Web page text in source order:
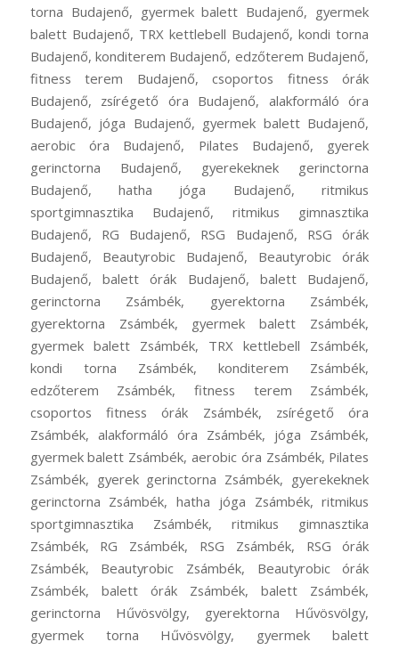
torna Budajenő, gyermek balett Budajenő, gyermek
balett Budajenő, TRX kettlebell Budajenő, kondi torna
Budajenő, konditerem Budajenő, edzőterem Budajenő,
fitness terem Budajenő, csoportos fitness órák
Budajenő, zsírégető óra Budajenő, alakformáló óra
Budajenő, jóga Budajenő, gyermek balett Budajenő,
aerobic óra Budajenő, Pilates Budajenő, gyerek
gerinctorna Budajenő, gyerekeknek gerinctorna
Budajenő, hatha jóga Budajenő, ritmikus
sportgimnasztika Budajenő, ritmikus gimnasztika
Budajenő, RG Budajenő, RSG Budajenő, RSG órák
Budajenő, Beautyrobic Budajenő, Beautyrobic órák
Budajenő, balett órák Budajenő, balett Budajenő,
gerinctorna Zsámbék, gyerektorna Zsámbék,
gyerektorna Zsámbék, gyermek balett Zsámbék,
gyermek balett Zsámbék, TRX kettlebell Zsámbék,
kondi torna Zsámbék, konditerem Zsámbék,
edzőterem Zsámbék, fitness terem Zsámbék,
csoportos fitness órák Zsámbék, zsírégető óra
Zsámbék, alakformáló óra Zsámbék, jóga Zsámbék,
gyermek balett Zsámbék, aerobic óra Zsámbék, Pilates
Zsámbék, gyerek gerinctorna Zsámbék, gyerekeknek
gerinctorna Zsámbék, hatha jóga Zsámbék, ritmikus
sportgimnasztika Zsámbék, ritmikus gimnasztika
Zsámbék, RG Zsámbék, RSG Zsámbék, RSG órák
Zsámbék, Beautyrobic Zsámbék, Beautyrobic órák
Zsámbék, balett órák Zsámbék, balett Zsámbék,
gerinctorna Hűvösvölgy, gyerektorna Hűvösvölgy,
gyermek torna Hűvösvölgy, gyermek balett